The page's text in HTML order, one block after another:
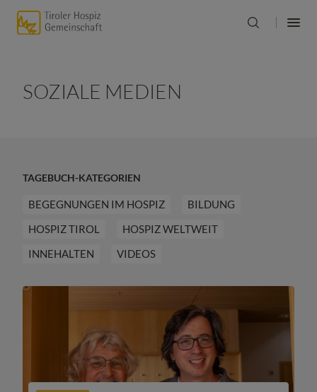
SOZIALE MEDIEN
TAGEBUCH-KATEGORIEN
BEGEGNUNGEN IM HOSPIZ
BILDUNG
HOSPIZ TIROL
HOSPIZ WELTWEIT
INNEHALTEN
VIDEOS